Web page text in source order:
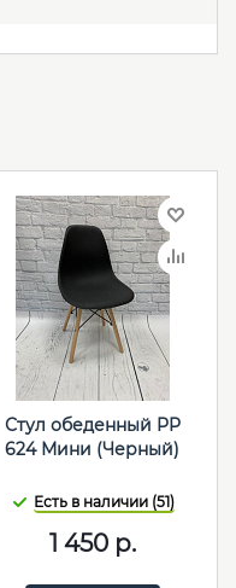
Стул обеденный PP
624 Мини (Черный)
Есть в наличии (51)
1 450р.